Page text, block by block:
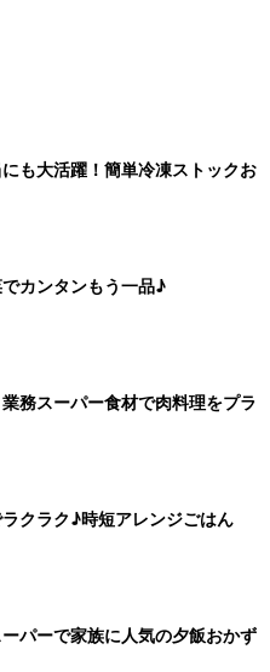
にも大活躍！簡単冷凍ストックお
カンタンもう一品♪
務スーパー食材で肉料理をプラ
クラク♪時短アレンジごはん
ーパーで家族に人気の夕飯おかず